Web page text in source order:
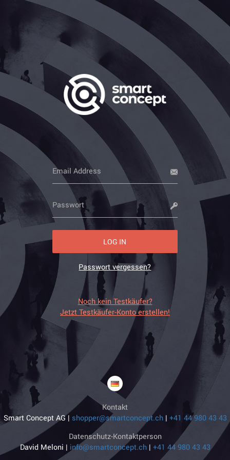
Noch kein Testkäufer?
Jetzt Testkäufer-Konto erstellen!
LOG IN
Passwort vergessen?
Kontakt
Smart Concept AG | shopper@smartconcept.ch| +41 44 980 43 43
Datenschutz-Kontaktperson
David Meloni | info@smartconcept.ch| +41 44 980 43 43